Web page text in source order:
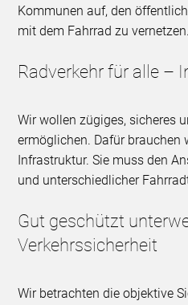
Kommunen auf, den
mit dem Fahrrad zu vernetzen.
Radverkehr für alle –
Wir wollen zügiges, sicheres
ermöglichen. Dafür brauchen
Infrastruktur. Sie muss den
und unterschiedlicher
Gut geschützt
Verkehrssicherheit
Wir betrachten die objektive